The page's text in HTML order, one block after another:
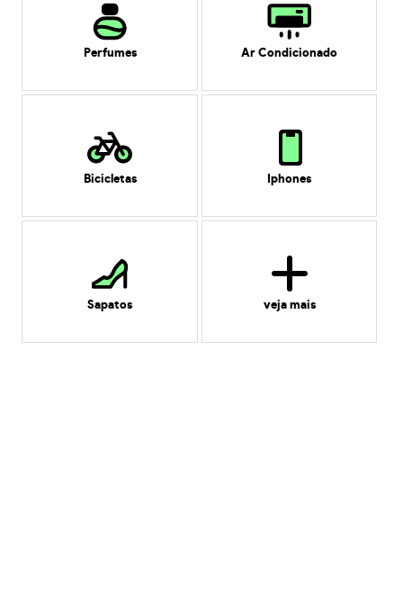
Perfumes Ar Condicionado
Bicicletas Iphones
Sapatos veja mais